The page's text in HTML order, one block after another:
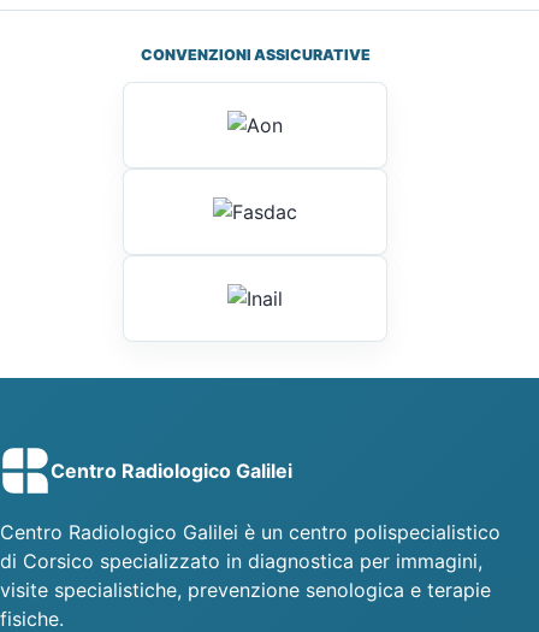
CONVENZIONI ASSICURATIVE
Centro Radiologico Galilei
Centro Radiologico Galilei è un centro polispecialistico
di Corsico specializzato in diagnostica per immagini,
visite specialistiche, prevenzione senologica e terapie
fisiche.